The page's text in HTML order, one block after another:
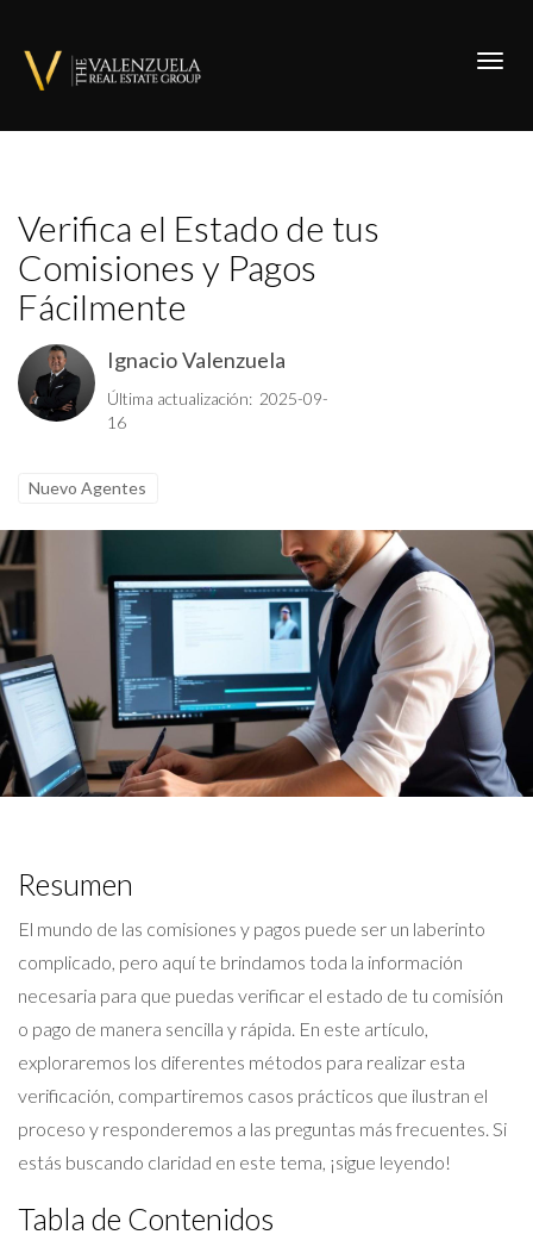
Verifica el Estado de tus
Comisiones y Pagos
Fácilmente
Ignacio Valenzuela
Última actualización: 2025-09-
16
Nuevo Agentes
Resumen
El mundo de las comisiones y pagos puede ser un laberinto
complicado, pero aquí te brindamos toda la información
necesaria para que puedas verificar el estado de tu comisión
o pago de manera sencilla y rápida. En este artículo,
exploraremos los diferentes métodos para realizar esta
verificación, compartiremos casos prácticos que ilustran el
proceso y responderemos a las preguntas más frecuentes. Si
estás buscando claridad en este tema, ¡sigue leyendo!
Tabla de Contenidos